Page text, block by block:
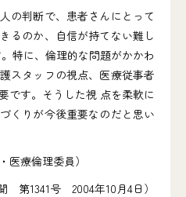
の判断で、患者さんにとって
るのか、自信が持てない難し
特に、倫理的な問題がかかわ
スタッフの視点、医療従事者
です。そうした視 点を柔軟に
くりが今後重要なのだと思い
療倫理委員）
第1341号 2004年10月4日）